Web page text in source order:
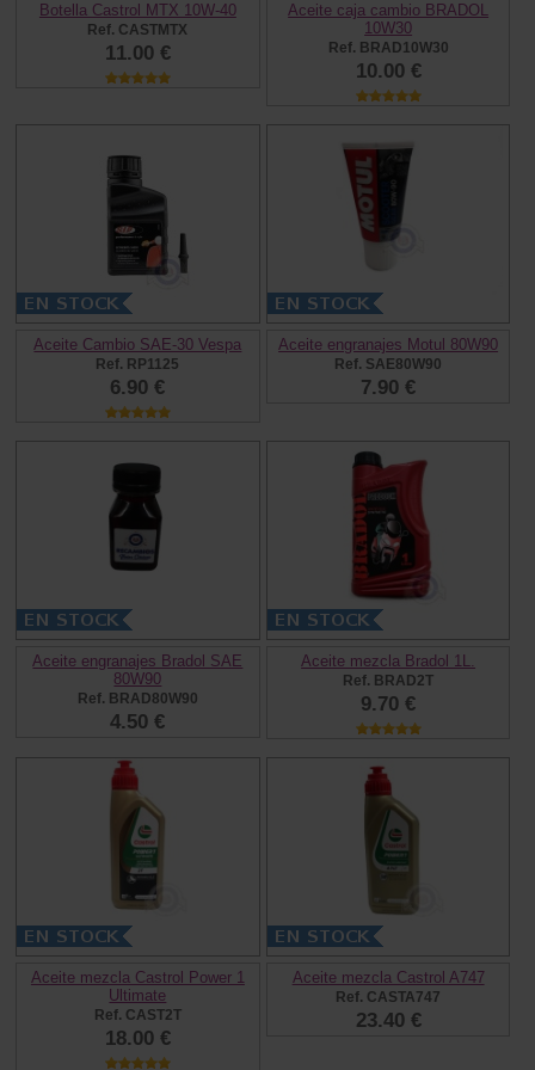
Botella Castrol MTX 10W-40
Ref. CASTMTX
11.00 €
Aceite caja cambio BRADOL
10W30
Ref. BRAD10W30
10.00 €
Aceite Cambio SAE-30 Vespa
Ref. RP1125
6.90 €
Aceite engranajes Motul 80W90
Ref. SAE80W90
7.90 €
Aceite engranajes Bradol SAE
80W90
Ref. BRAD80W90
4.50 €
Aceite mezcla Bradol 1L.
Ref. BRAD2T
9.70 €
Aceite mezcla Castrol Power 1
Ultimate
Ref. CAST2T
18.00 €
Aceite mezcla Castrol A747
Ref. CASTA747
23.40 €